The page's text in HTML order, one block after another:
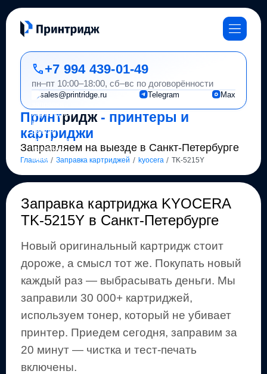
Принтридж- принтеры и
картриджи
Заправляем на выезде в Санкт-Петербурге
Главная / Заправка картриджей / kyocera / TK-5215Y
+7 994 439-01-49
пн–пт 10:00–18:00, сб–вс по договорённости
sales@printridge.ru Telegram Max
Заправка картриджа KYOCERA
TK-5215Yв Санкт-Петербурге
Новый оригинальный картридж стоит
дороже, а смысл тот же. Покупать новый
каждый раз — выбрасывать деньги. Мы
заправили 30 000+ картриджей,
используем тонер, который не убивает
принтер. Приедем сегодня, заправим за
20 минут — чистка и тест-печать
включены.